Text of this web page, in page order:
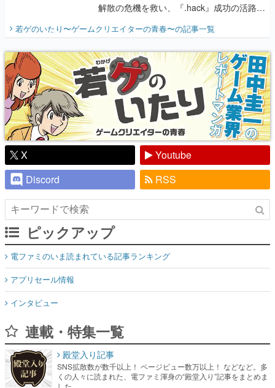
解散の危機を救い、『.hack』成功の活路を
開く。業界の快男児・松山 洋に流れる血は
『少年ジャンプ』色だった【若ゲのいた
り】
若ゲのいたり〜ゲームクリエイターの青春〜の記事一覧
X
Youtube
Discord
RSS
ピックアップ
電ファミのいま読まれている記事ランキング
アプリセール情報
インタビュー
連載・特集一覧
殿堂入り記事
SNS拡散数が数千以上！ ページビュー数万以上！ などなど。多
くの人々に読まれた、電ファミ渾身の“殿堂入り”記事をまとめま